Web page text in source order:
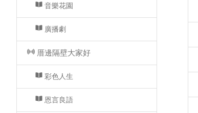
音樂花園
廣播劇
厝邊隔壁大家好
彩色人生
恩言良語